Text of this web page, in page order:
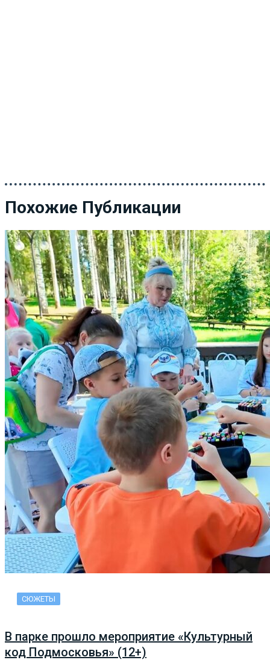
Похожие Публикации
СЮЖЕТЫ
В парке прошло мероприятие «Культурный
код Подмосковья» (12+)